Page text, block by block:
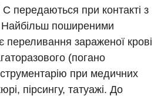
С передаються при контакті з
поширеними
переливання зараженої крові
(погано
при медичних
пірсингу, татуажі. До